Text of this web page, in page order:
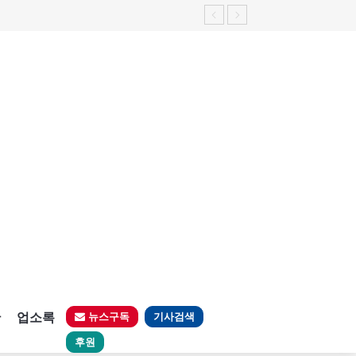
업소록 뉴스구독 기사검색
후원